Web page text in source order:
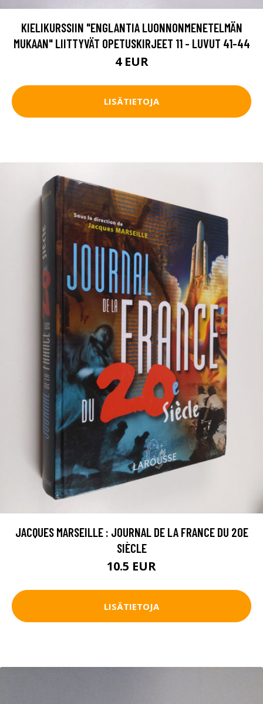
KIELIKURSSIIN "ENGLANTIA LUONNONMENETELMÄN
MUKAAN" LIITTYVÄT OPETUSKIRJEET 11 - LUVUT 41-44
4 EUR
LISÄTIETOJA
JACQUES MARSEILLE : JOURNAL DE LA FRANCE DU 20E
SIÈCLE
10.5 EUR
LISÄTIETOJA